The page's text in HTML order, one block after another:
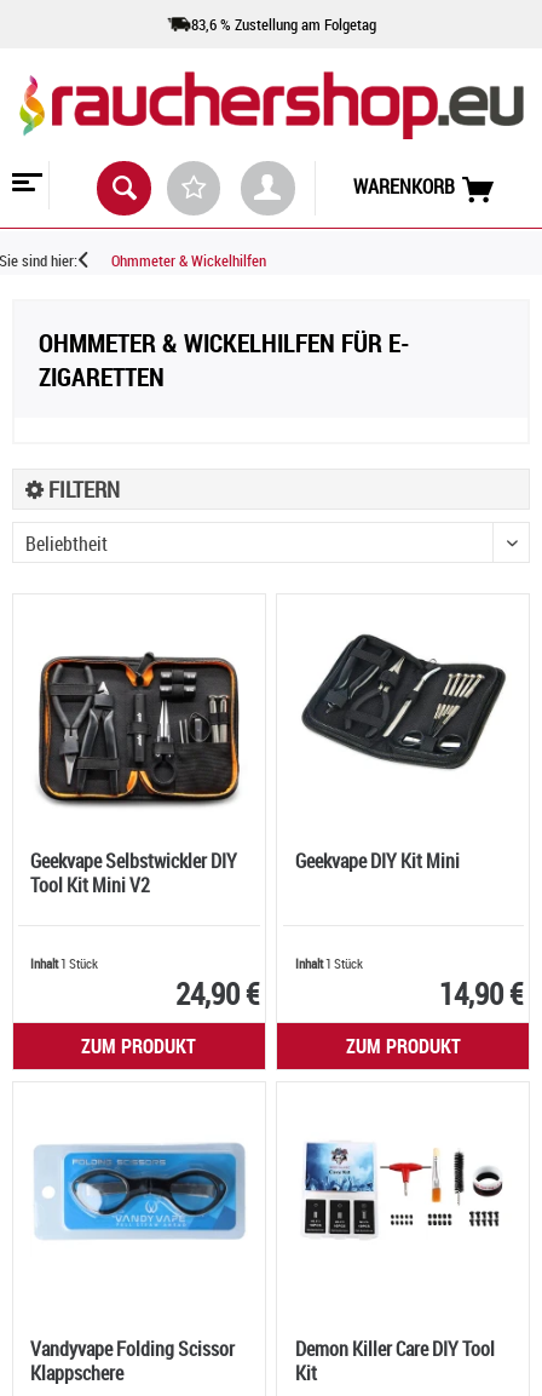
83,6 % Zustellung am Folgetag
WARENKORB
Sie sind hier: Ohmmeter & Wickelhilfen
OHMMETER & WICKELHILFEN FÜR E-
ZIGARETTEN
FILTERN
Geekvape Selbstwickler DIY
Tool Kit Mini V2
Inhalt1 Stück
24,90 €
ZUM PRODUKT
Geekvape DIY Kit Mini
Inhalt1 Stück
14,90 €
ZUM PRODUKT
Vandyvape Folding Scissor
Klappschere
Demon Killer Care DIY Tool
Kit